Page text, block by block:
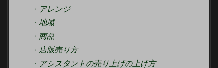
・アレンジ
・地域
・商品
・店販売り方
・アシスタントの売り上げの上げ方